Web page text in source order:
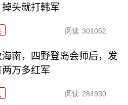
掉头就打韩军
阅读 301052
南，四野登岛会师后，发
两万多红军
阅读 284930